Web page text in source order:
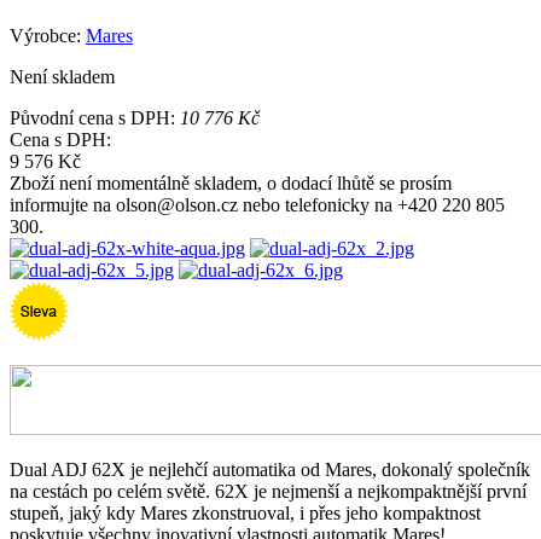
Výrobce: Mares
Není skladem
Původní cena s DPH: 10 776 Kč
Cena s DPH:
9 576 Kč
Zboží není momentálně skladem, o dodací lhůtě se prosím
informujte na olson@olson.cz nebo telefonicky na +420 220 805
300.
Dual ADJ 62X je nejlehčí automatika od Mares, dokonalý společník
na cestách po celém světě. 62X je nejmenší a nejkompaktnější první
stupeň, jaký kdy Mares zkonstruoval, i přes jeho kompaktnost
poskytuje všechny inovativní vlastnosti automatik Mares!